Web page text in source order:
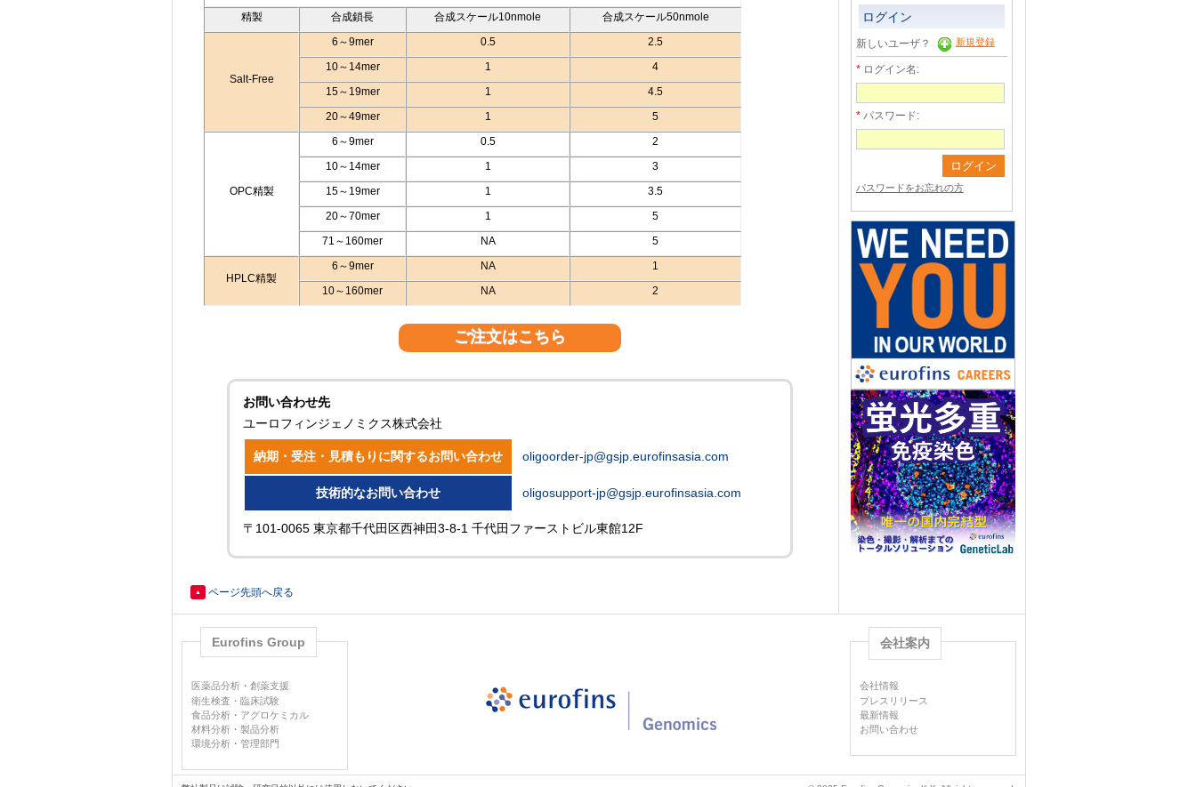
ログイン
新しいユーザ？ 新規登録
ログイン名:
パスワード:
パスワードをお忘れの方
精製
合成鎖長 合成スケール10nmole 合成スケール50nmole
Salt-Free
6～9mer 0.5
2.5
10～14mer
1
4
15～19mer
1
4.5
20～49mer
1 5
OPC精製
6～9mer 0.5
2
10～14mer
1
3
15～19mer
1
3.5
20～70mer
1
5
71～160mer
NA 5
HPLC精製
6～9mer NA
1
10～160mer
NA 2
ご注文はこちら
お問い合わせ先
ユーロフィンジェノミクス株式会社
納期・受注・見積もりに関するお問い合わせ oligoorder-jp@gsjp.eurofinsasia.com
技術的なお問い合わせ oligosupport-jp@gsjp.eurofinsasia.com
〒101-0065 東京都千代田区西神田3-8-1 千代田ファーストビル東館12F
▲ ページ先頭へ戻る
Eurofins Group
医薬品分析 ・ 創薬支援
衛生検査・臨床試験
食品分析 ・ アグロケミカル
材料分析 ・ 製品分析
環境分析 ・ 管理部門
会社案内
会社情報
プレスリリース
最新情報
お問い合わせ